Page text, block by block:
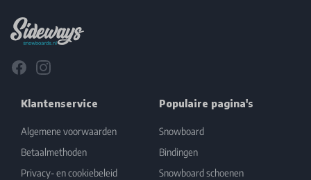
FacebookInstagram
Klantenservice
Algemene voorwaarden
Betaalmethoden
Privacy- en cookiebeleid
Populaire pagina's
Snowboard
Bindingen
Snowboard schoenen